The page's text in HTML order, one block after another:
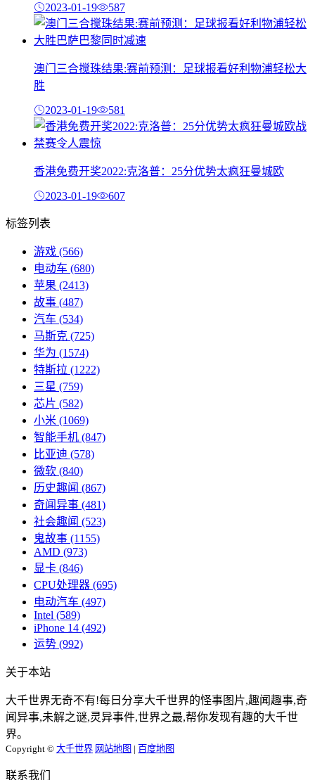
2023-01-19 587
澳门三合搅珠结果:赛前预测：足球报看好利物浦轻松大
胜
2023-01-19 581
香港免费开奖2022:克洛普：25分优势太疯狂曼城欧
2023-01-19 607
标签列表
游戏 (566)
电动车 (680)
苹果 (2413)
故事 (487)
汽车 (534)
马斯克 (725)
华为 (1574)
特斯拉 (1222)
三星 (759)
芯片 (582)
小米 (1069)
智能手机 (847)
比亚迪 (578)
微软 (840)
历史趣闻 (867)
奇闻异事 (481)
社会趣闻 (523)
鬼故事 (1155)
AMD (973)
显卡 (846)
CPU处理器 (695)
电动汽车 (497)
Intel (589)
iPhone 14 (492)
运势 (992)
关于本站
大千世界无奇不有!每日分享大千世界的怪事图片,趣闻趣事,奇
闻异事,未解之谜,灵异事件,世界之最,帮你发现有趣的大千世
界。
Copyright © 大千世界 网站地图 | 百度地图
联系我们